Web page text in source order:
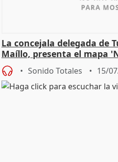
La concejala delegada de
Maíllo, presenta el mapa
madrileñas'
Sonido Totales 15/